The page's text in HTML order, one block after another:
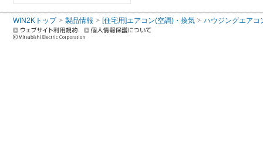
WIN2Kトップ 製品情報 [住宅用]エアコン(空調)・換気 ハウジングエアコ